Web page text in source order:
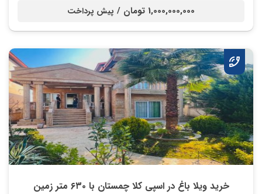
1,000,000,000 تومان / پیش پرداخت
خرید ویلا باغ در اسپی کلا چمستان با ۶۳۰ متر زمین